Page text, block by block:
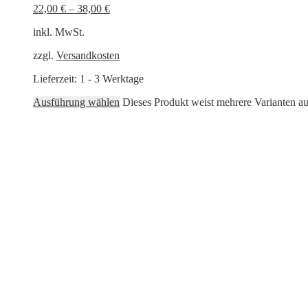
22,00 € – 38,00 €
inkl. MwSt.
zzgl. Versandkosten
Lieferzeit: 1 - 3 Werktage
Ausführung wählen Dieses Produkt weist mehrere Varianten